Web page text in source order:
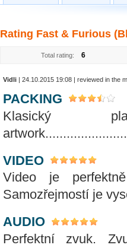
Rating Fast & Furious
Total rating: 6
Vidli | 24.10.2015 19:08 | reviewed in the
PACKING
Klasický
VIDEO
Video je
Samozřejmostí je
AUDIO
Perfektní zvuk.